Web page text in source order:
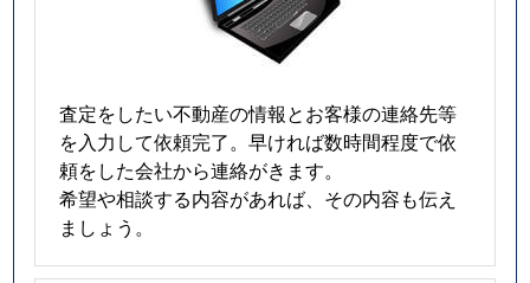
査定をしたい不動産の情報とお客様の連絡先等
を入力して依頼完了。早ければ数時間程度で依
頼をした会社から連絡がきます。
希望や相談する内容があれば、その内容も伝え
ましょう。